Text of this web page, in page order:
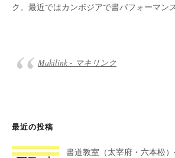
ク。最近ではカンボジアで書パフォーマンス
Makilink - マキリンク
最近の投稿
書道教室（太宰府・六本松